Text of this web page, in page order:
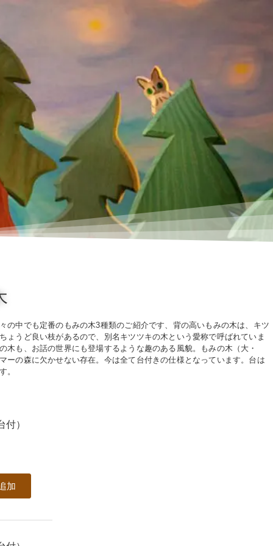
の中でも定番のもみの木3種類のご紹介です、背の高いもみの木は、キツ
ょうど良い枝があるので、別名キツツキの木という愛称で呼ばれていま
木も、お話の世界にも登場するような趣のある風貌。もみの木（大・
ーの森に欠かせない存在。今は全て台付きの仕様となっています。台は
。
付）
加